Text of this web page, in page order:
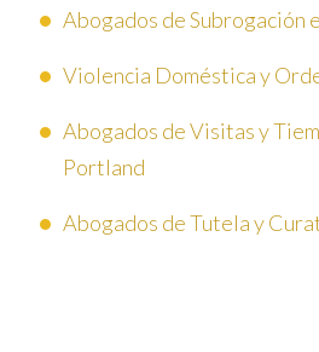
Abogados de Subrogación
Violencia Doméstica y
Abogados de Visitas y
Portland
Abogados de Tutela y